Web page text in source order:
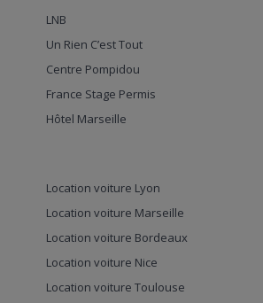
LNB
Un Rien C’est Tout
Centre Pompidou
France Stage Permis
Hôtel Marseille
Location voiture Lyon
Location voiture Marseille
Location voiture Bordeaux
Location voiture Nice
Location voiture Toulouse